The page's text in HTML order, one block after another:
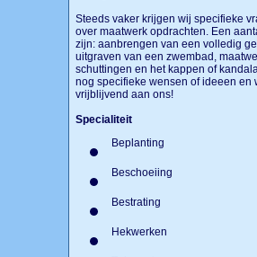
Steeds vaker krijgen wij specifieke
over maatwerk opdrachten. Een
zijn: aanbrengen van een volledig
uitgraven van een zwembad,
schuttingen en het kappen of
nog specifieke wensen of ideeen en
vrijblijvend aan ons!
Specialiteit
Beplanting
Beschoeiing
Bestrating
Hekwerken